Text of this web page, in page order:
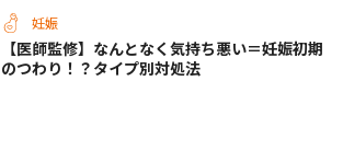
妊娠
【医師監修】なんとなく気持ち悪い＝妊娠初期
のつわり！？タイプ別対処法